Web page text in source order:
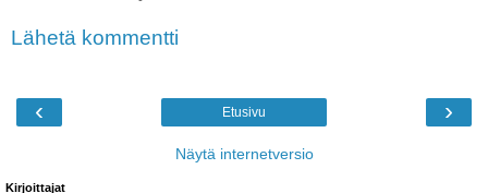
Lähetä kommentti
‹ ›
Etusivu
Näytä internetversio
Kirjoittajat